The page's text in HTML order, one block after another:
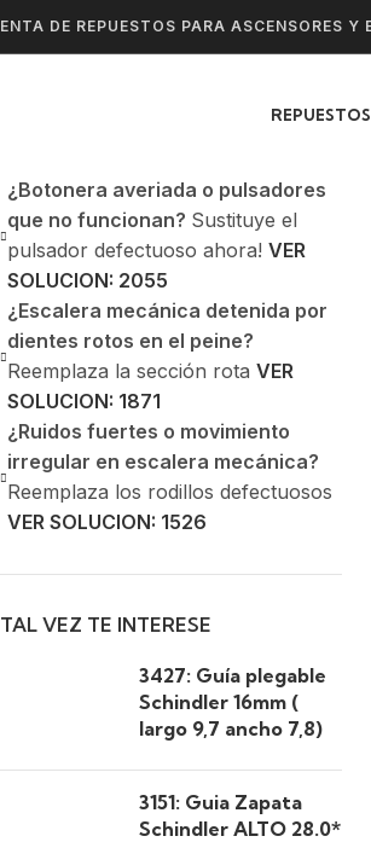
DE REPUESTOS PARA ASCENSORES Y
¿Botonera averiada o pulsadores
que no funcionan? Sustituye el
pulsador defectuoso ahora! VER
SOLUCION: 2055
¿Escalera mecánica detenida por
dientes rotos en el peine?
Reemplaza la sección rota VER
SOLUCION: 1871
¿Ruidos fuertes o movimiento
irregular en escalera mecánica?
Reemplaza los rodillos defectuosos
VER SOLUCION: 1526
TAL VEZ TE INTERESE
3427: Guía plegable
Schindler 16mm (
largo 9,7 ancho 7,8)
3151: Guia Zapata
Schindler ALTO 28.0*